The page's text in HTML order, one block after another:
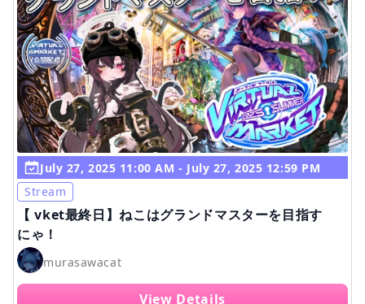
July 27, 2025 11:00 AM - July 27, 2025 12:59 PM
Stream
【 vket最終日】ねこはグランドマスターを目指す
にゃ！
murasawacat
View Details